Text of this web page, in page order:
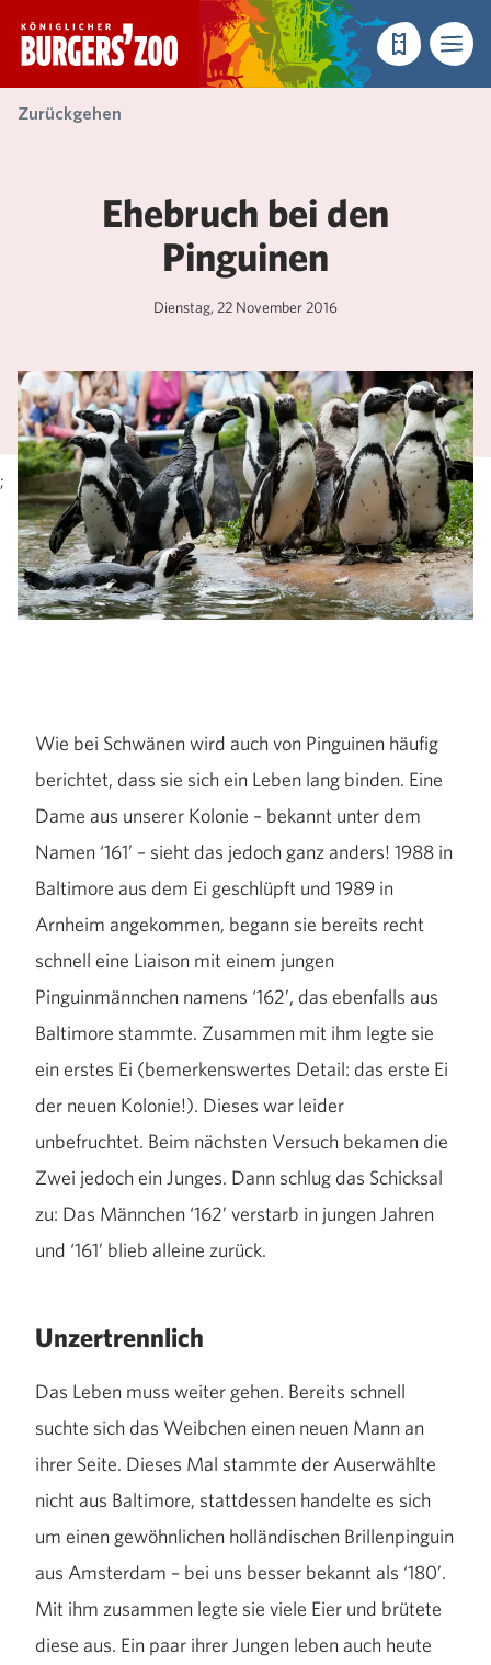
- Startseite
Reservieren
Menü
Zurückgehen
;
Ehebruch bei den
Pinguinen
Dienstag, 22 November 2016
Wie bei Schwänen wird auch von Pinguinen häufig
berichtet, dass sie sich ein Leben lang binden. Eine
Dame aus unserer Kolonie – bekannt unter dem
Namen ‘161’ – sieht das jedoch ganz anders! 1988 in
Baltimore aus dem Ei geschlüpft und 1989 in
Arnheim angekommen, begann sie bereits recht
schnell eine Liaison mit einem jungen
Pinguinmännchen namens ‘162’, das ebenfalls aus
Baltimore stammte. Zusammen mit ihm legte sie
ein erstes Ei (bemerkenswertes Detail: das erste Ei
der neuen Kolonie!). Dieses war leider
unbefruchtet. Beim nächsten Versuch bekamen die
Zwei jedoch ein Junges. Dann schlug das Schicksal
zu: Das Männchen ‘162’ verstarb in jungen Jahren
und ‘161’ blieb alleine zurück.
Unzertrennlich
Das Leben muss weiter gehen. Bereits schnell
suchte sich das Weibchen einen neuen Mann an
ihrer Seite. Dieses Mal stammte der Auserwählte
nicht aus Baltimore, stattdessen handelte es sich
um einen gewöhnlichen holländischen Brillenpinguin
aus Amsterdam – bei uns besser bekannt als ‘180’.
Mit ihm zusammen legte sie viele Eier und brütete
diese aus. Ein paar ihrer Jungen leben auch heute